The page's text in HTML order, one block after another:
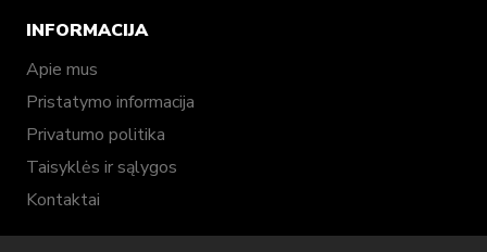
INFORMACIJA
Apie mus
Pristatymo informacija
Privatumo politika
Taisyklės ir sąlygos
Kontaktai